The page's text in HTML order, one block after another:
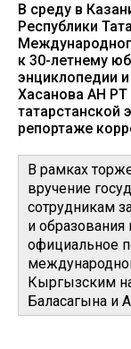
В среду в
Республики
к 30-летнему
энциклопедии
Хасанова АН
татарстанской
репортаже
В рамках
вручение
сотрудникам
и образования
официальное
Кыргызским
Баласагына и